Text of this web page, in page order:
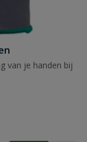
van je handen bij